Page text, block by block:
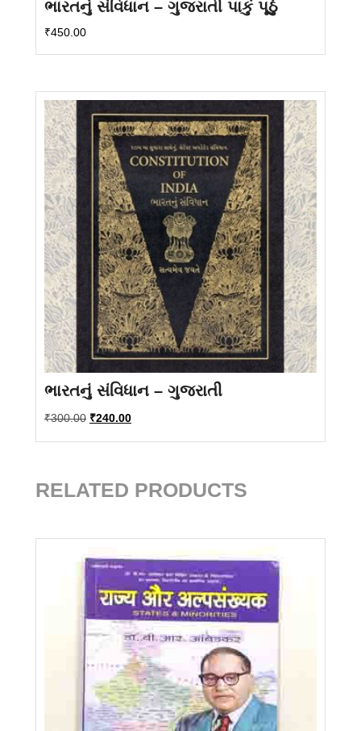
ભારતનું સંવિધાન – ગુજરાતી પાકું પૂઠું
₹450.00
ભારતનું સંવિધાન – ગુજરાતી
₹300.00 Original
was:
₹240.00Current
is:
RELATED PRODUCTS